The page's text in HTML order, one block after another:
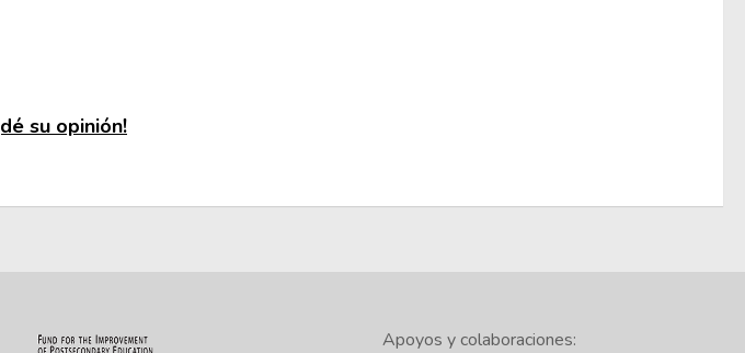
su opinión!
Apoyos y colaboraciones: